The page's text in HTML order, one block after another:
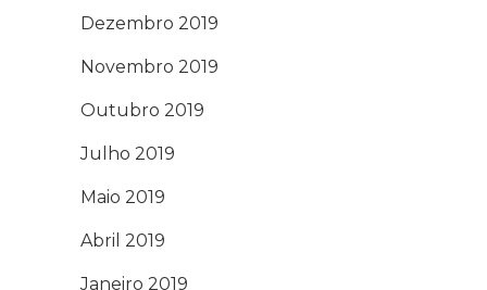
Dezembro 2019
Novembro 2019
Outubro 2019
Julho 2019
Maio 2019
Abril 2019
Janeiro 2019